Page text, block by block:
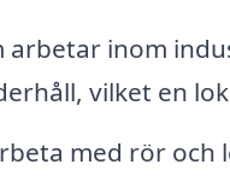
arbetar inom
vilket en
med rör